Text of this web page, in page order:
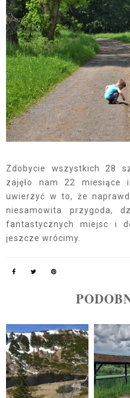
Zdobycie wszystkich 28
zajęło nam 22 miesiące
uwierzyć w to, że
niesamowita przygoda,
fantastycznych miejsc i
jeszcze wrócimy.